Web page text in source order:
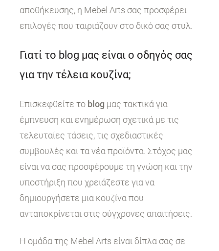
αποθήκευσης, η Mebel Arts σας προσφέρει
επιλογές που ταιριάζουν στο δικό σας στυλ.
Γιατί το blog μας είναι ο οδηγός σας
για την τέλεια κουζίνα;
Επισκεφθείτε το blog μας τακτικά για
έμπνευση και ενημέρωση σχετικά με τις
τελευταίες τάσεις, τις σχεδιαστικές
συμβουλές και τα νέα προϊόντα. Στόχος μας
είναι να σας προσφέρουμε τη γνώση και την
υποστήριξη που χρειάζεστε για να
δημιουργήσετε μια κουζίνα που
ανταποκρίνεται στις σύγχρονες απαιτήσεις.
Η ομάδα της Mebel Arts είναι δίπλα σας σε